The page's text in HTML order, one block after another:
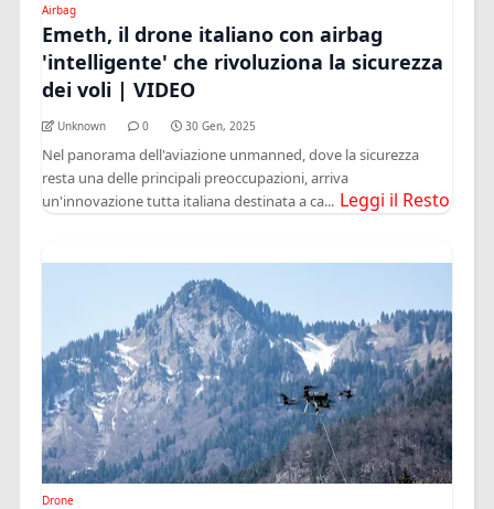
Airbag
Emeth, il drone italiano con airbag
'intelligente' che rivoluziona la sicurezza
dei voli | VIDEO
Unknown 0 30 Gen, 2025
Nel panorama dell'aviazione unmanned, dove la sicurezza
resta una delle principali preoccupazioni, arriva
un'innovazione tutta italiana destinata a ca... Leggi il Resto
Drone